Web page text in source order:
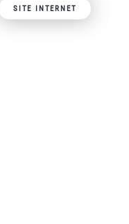
SITE INTERNET